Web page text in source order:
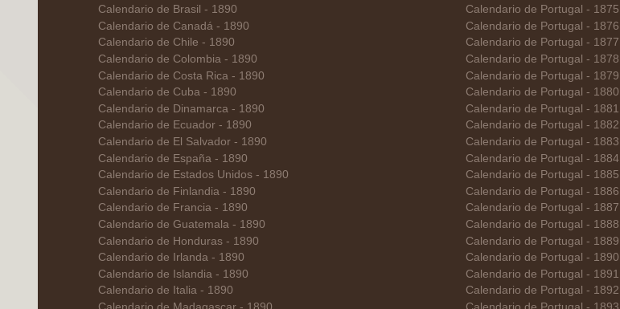
Calendario de Brasil - 1890
Calendario de Canadá - 1890
Calendario de Chile - 1890
Calendario de Colombia - 1890
Calendario de Costa Rica - 1890
Calendario de Cuba - 1890
Calendario de Dinamarca - 1890
Calendario de Ecuador - 1890
Calendario de El Salvador - 1890
Calendario de España - 1890
Calendario de Estados Unidos - 1890
Calendario de Finlandia - 1890
Calendario de Francia - 1890
Calendario de Guatemala - 1890
Calendario de Honduras - 1890
Calendario de Irlanda - 1890
Calendario de Islandia - 1890
Calendario de Italia - 1890
Calendario de Portugal - 1875
Calendario de Portugal - 1876
Calendario de Portugal - 1877
Calendario de Portugal - 1878
Calendario de Portugal - 1879
Calendario de Portugal - 1880
Calendario de Portugal - 1881
Calendario de Portugal - 1882
Calendario de Portugal - 1883
Calendario de Portugal - 1884
Calendario de Portugal - 1885
Calendario de Portugal - 1886
Calendario de Portugal - 1887
Calendario de Portugal - 1888
Calendario de Portugal - 1889
Calendario de Portugal - 1890
Calendario de Portugal - 1891
Calendario de Portugal - 1892